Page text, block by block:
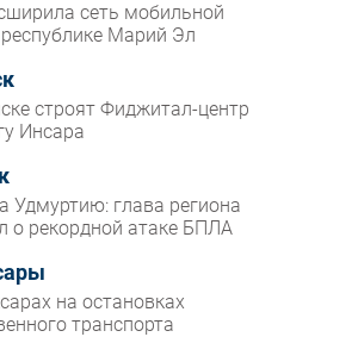
сеть мобильной
Марий Эл
строят Фиджитал-центр
Инсара
Удмуртию: глава региона
о рекордной атаке БПЛА
на остановках
транспорта